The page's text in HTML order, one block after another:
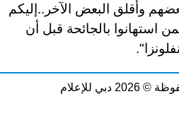
وأقلق البعض الآخر..إليكم
استهانوا بالجائحة قبل أن
للإعلام